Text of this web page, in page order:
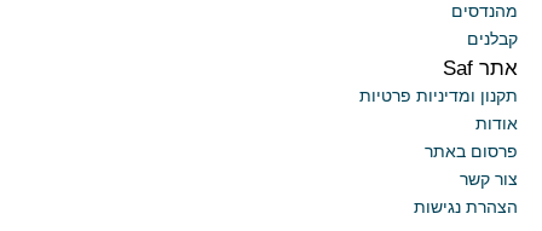
מהנדסים
קבלנים
אתר Saf
תקנון ומדיניות פרטיות
אודות
פרסום באתר
צור קשר
הצהרת נגישות